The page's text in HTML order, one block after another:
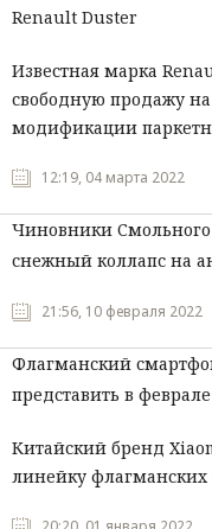
Renault Duster
Известная марка
свободную продажу
модификации
12:19, 04 марта 2022
Чиновники Смольного
снежный коллапс на
21:56, 10 февраля 2022
Флагманский
представить в феврале
Китайский бренд
линейку флагманских